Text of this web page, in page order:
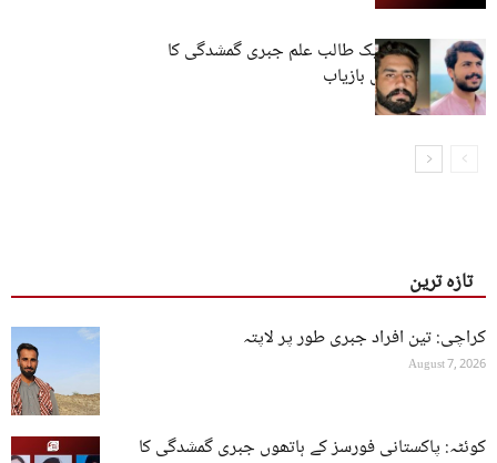
حب، مستونگ: ایک طالب علم جبری گمشدگی کا
شکار، ایک شخص بازیاب
تازہ ترین
کراچی: تین افراد جبری طور پر لاپتہ
August 7, 2026
کوئٹہ: پاکستانی فورسز کے ہاتھوں جبری گمشدگی کا